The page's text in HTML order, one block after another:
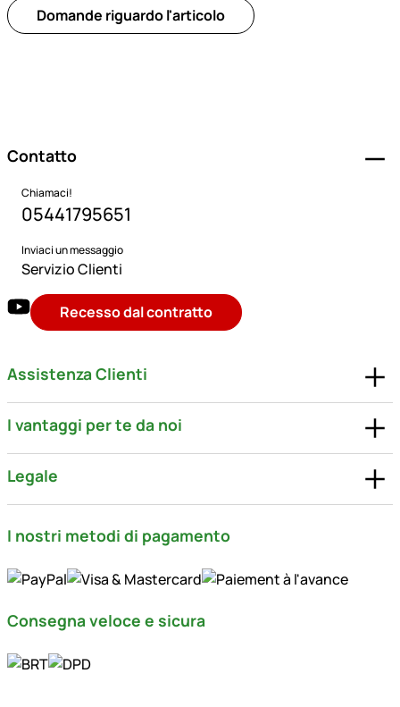
Domande riguardo l'articolo
Contatto
Chiamaci!
05441795651
Inviaci un messaggio
Servizio Clienti
Recesso dal contratto
Assistenza Clienti
I vantaggi per te da noi
Legale
I nostri metodi di pagamento
Consegna veloce e sicura